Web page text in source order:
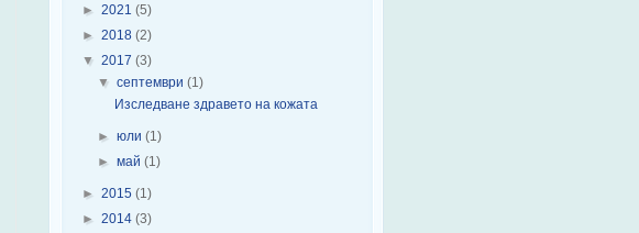
► 2021 (5)
► 2018 (2)
▼ 2017 (3)
▼септември (1)
Изследване здравето на кожата
►юли (1)
►май (1)
► 2015 (1)
► 2014 (3)